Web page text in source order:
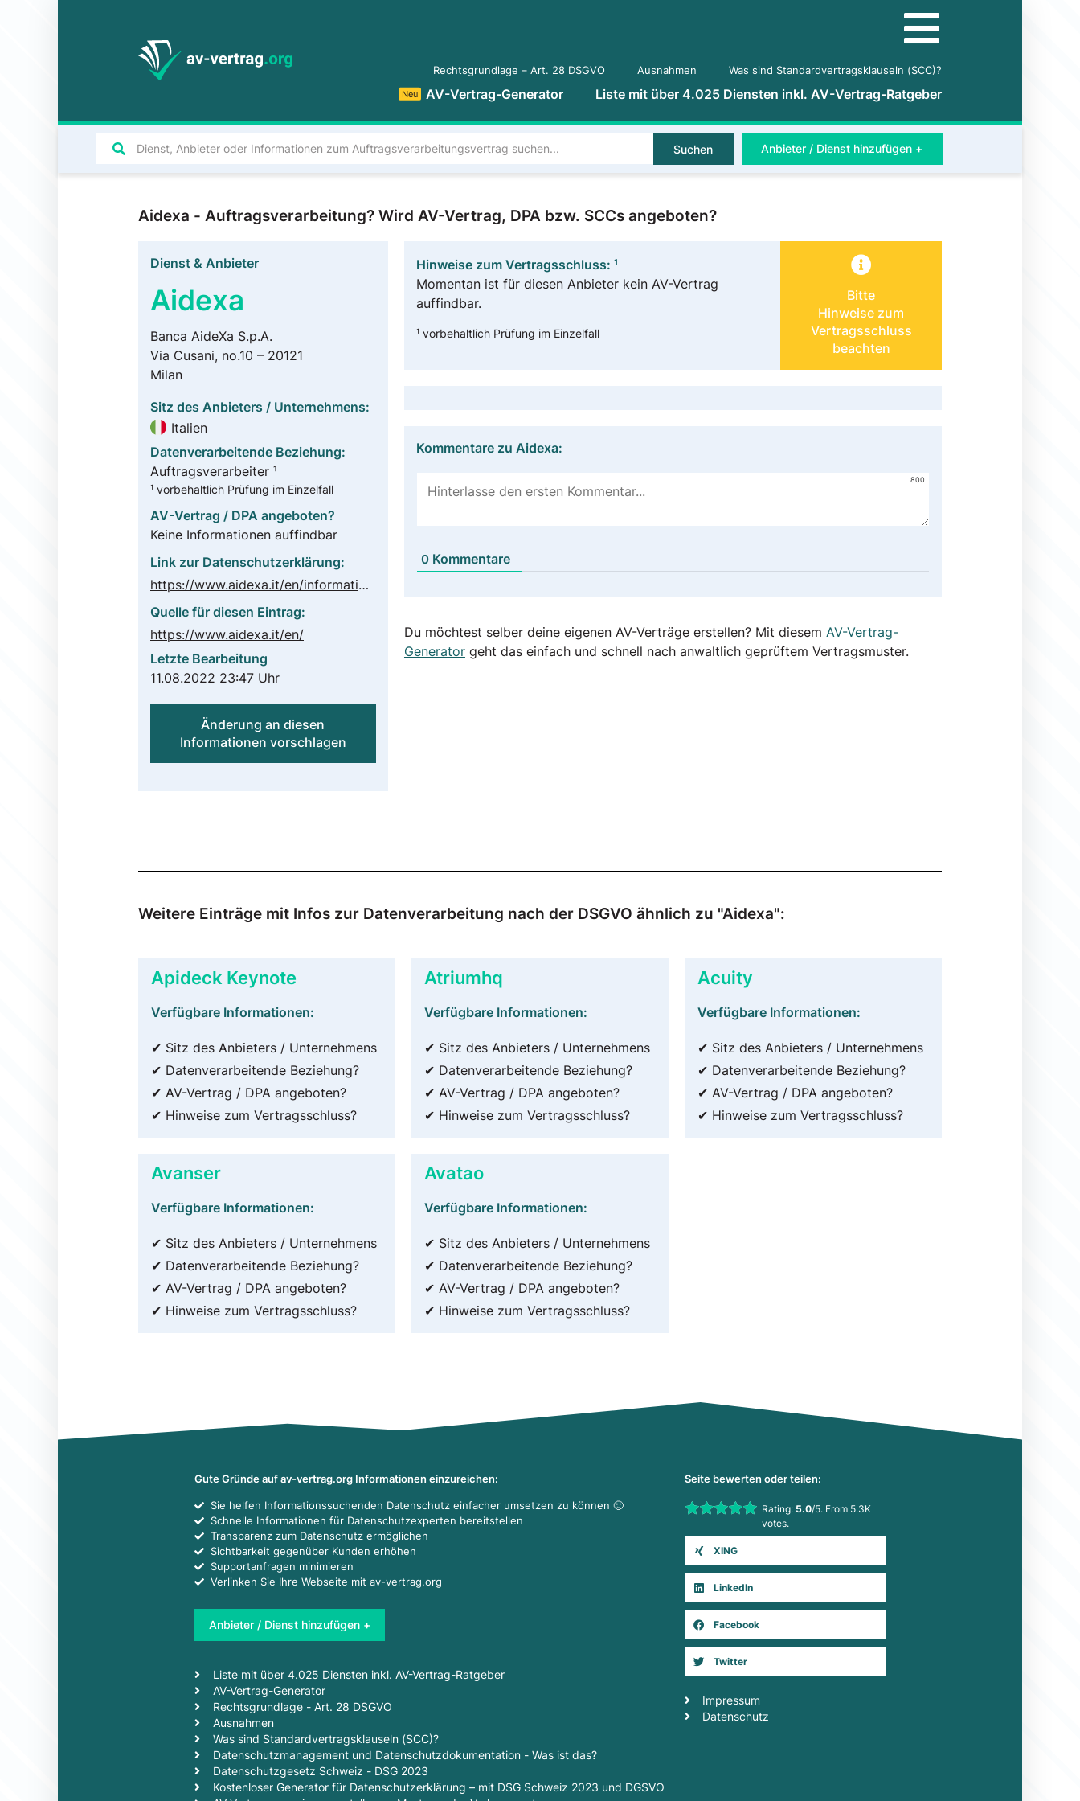
Rechtsgrundlage – Art. 28 DSGVO Ausnahmen Was sind Standardvertragsklauseln (SCC)?
Neu AV-Vertrag-Generator Liste mit über 4.025 Diensten inkl. AV-Vertrag-Ratgeber
Suchen Anbieter / Dienst hinzufügen +
Aidexa - Auftragsverarbeitung? Wird AV-Vertrag, DPA bzw. SCCs angeboten?
Dienst & Anbieter
Aidexa
Banca AideXa S.p.A.
Via Cusani, no.10 – 20121
Milan
Sitz des Anbieters / Unternehmens:
Italien
Datenverarbeitende Beziehung:
Auftragsverarbeiter ¹
¹ vorbehaltlich Prüfung im Einzelfall
AV-Vertrag / DPA angeboten?
Keine Informationen auffindbar
Link zur Datenschutzerklärung:
https://www.aidexa.it/en/informative/privacy-e-cookie/#data-protection-officer
Quelle für diesen Eintrag:
https://www.aidexa.it/en/
Letzte Bearbeitung
11.08.2022 23:47 Uhr
Änderung an diesen
Informationen vorschlagen
Hinweise zum Vertragsschluss: ¹
Momentan ist für diesen Anbieter kein AV-Vertrag
auffindbar.
¹ vorbehaltlich Prüfung im Einzelfall
Bitte
Hinweise zum
Vertragsschluss
beachten
Kommentare zu Aidexa:
800
0Kommentare
Du möchtest selber deine eigenen AV-Verträge erstellen? Mit diesem AV-Vertrag-
Generatorgeht das einfach und schnell nach anwaltlich geprüftem Vertragsmuster.
Weitere Einträge mit Infos zur Datenverarbeitung nach der DSGVO ähnlich zu "Aidexa":
Apideck Keynote
Verfügbare Informationen:
✔ Sitz des Anbieters / Unternehmens
✔ Datenverarbeitende Beziehung?
✔ AV-Vertrag / DPA angeboten?
✔ Hinweise zum Vertragsschluss?
Atriumhq
Verfügbare Informationen:
✔ Sitz des Anbieters / Unternehmens
✔ Datenverarbeitende Beziehung?
✔ AV-Vertrag / DPA angeboten?
✔ Hinweise zum Vertragsschluss?
Acuity
Verfügbare Informationen:
✔ Sitz des Anbieters / Unternehmens
✔ Datenverarbeitende Beziehung?
✔ AV-Vertrag / DPA angeboten?
✔ Hinweise zum Vertragsschluss?
Avanser
Verfügbare Informationen:
✔ Sitz des Anbieters / Unternehmens
✔ Datenverarbeitende Beziehung?
✔ AV-Vertrag / DPA angeboten?
✔ Hinweise zum Vertragsschluss?
Avatao
Verfügbare Informationen:
✔ Sitz des Anbieters / Unternehmens
✔ Datenverarbeitende Beziehung?
✔ AV-Vertrag / DPA angeboten?
✔ Hinweise zum Vertragsschluss?
Gute Gründe auf av-vertrag.org Informationen einzureichen:
Sie helfen Informationssuchenden Datenschutz einfacher umsetzen zu können 🙂
Schnelle Informationen für Datenschutzexperten bereitstellen
Transparenz zum Datenschutz ermöglichen
Sichtbarkeit gegenüber Kunden erhöhen
Supportanfragen minimieren
Verlinken Sie Ihre Webseite mit av-vertrag.org
Anbieter / Dienst hinzufügen +
Liste mit über 4.025 Diensten inkl. AV-Vertrag-Ratgeber
AV-Vertrag-Generator
Rechtsgrundlage - Art. 28 DSGVO
Ausnahmen
Was sind Standardvertragsklauseln (SCC)?
Datenschutzmanagement und Datenschutzdokumentation - Was ist das?
Datenschutzgesetz Schweiz - DSG 2023
Kostenloser Generator für Datenschutzerklärung – mit DSG Schweiz 2023 und DGSVO
Seite bewerten oder teilen:
Rate this item:
Submit Rating
Rating: 5.0/5. From 5.3K
votes.
XING
LinkedIn
Facebook
Twitter
Impressum
Datenschutz